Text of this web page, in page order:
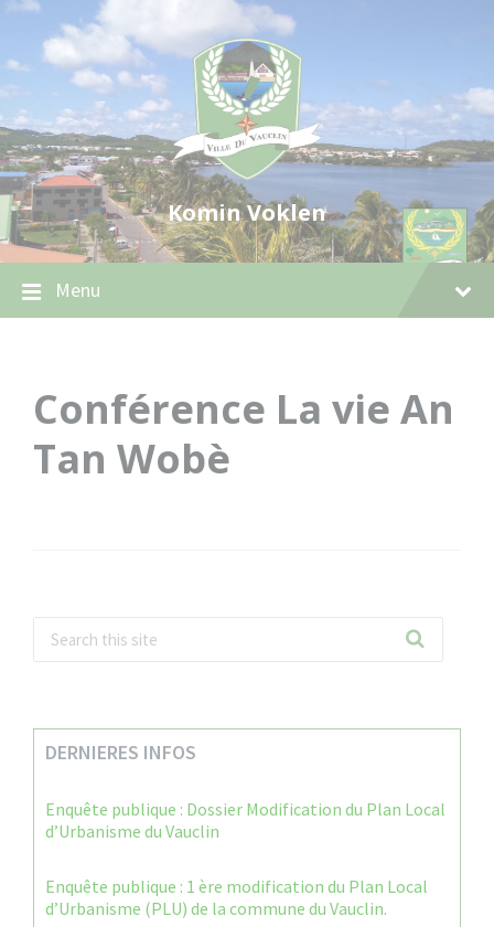
Skip
content
Skip
navigation
Skip
footer
Komin Voklen
Menu
Conférence La vie An
Tan Wobè
DERNIERES INFOS
Enquête publique : Dossier Modification du Plan Local
d’Urbanisme du Vauclin
Enquête publique : 1 ère modification du Plan Local
d’Urbanisme (PLU) de la commune du Vauclin.